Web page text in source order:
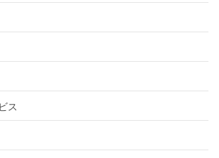
ス